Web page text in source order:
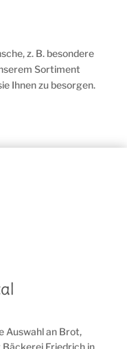
z. B. besondere
Sortiment
Ihnen zu besorgen.
Auswahl an Brot,
Friedrich in